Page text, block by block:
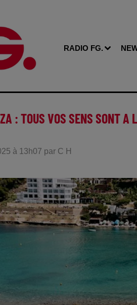
RADIO FG.
: TOUS VOS SENS SONT A
à 13h07 par C H